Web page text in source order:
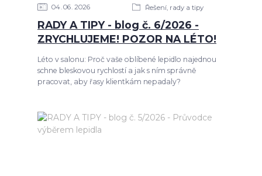
04 06 2026 Řešení, rady a tipy
RADY A TIPY - blog č. 6/2026 -
ZRYCHLUJEME! POZOR NA LÉTO!
Léto v salonu: Proč vaše oblíbené lepidlo najednou
schne bleskovou rychlostí a jak s ním správně
pracovat, aby řasy klientkám nepadaly?